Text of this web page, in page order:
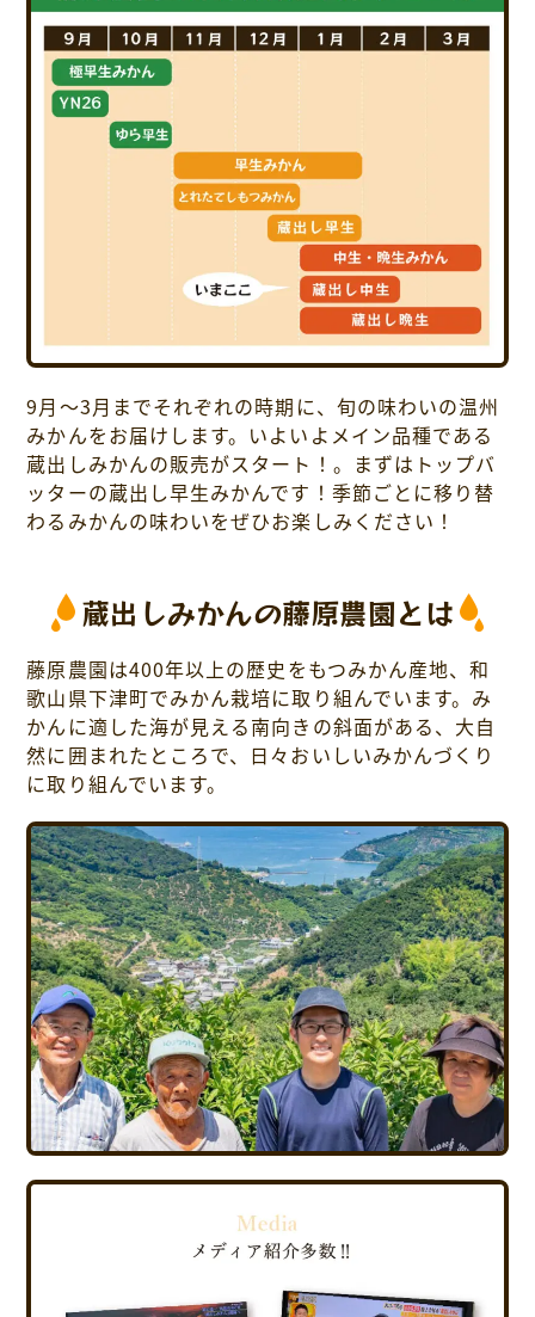
9月～3月までそれぞれの時期に、旬の味わいの温州
みかんをお届けします。いよいよメイン品種である
蔵出しみかんの販売がスタート！。まずはトップバ
ッターの蔵出し早生みかんです！季節ごとに移り替
わるみかんの味わいをぜひお楽しみください！
蔵出しみかんの藤原農園とは
藤原農園は400年以上の歴史をもつみかん産地、和
歌山県下津町でみかん栽培に取り組んでいます。み
かんに適した海が見える南向きの斜面がある、大自
然に囲まれたところで、日々おいしいみかんづくり
に取り組んでいます。